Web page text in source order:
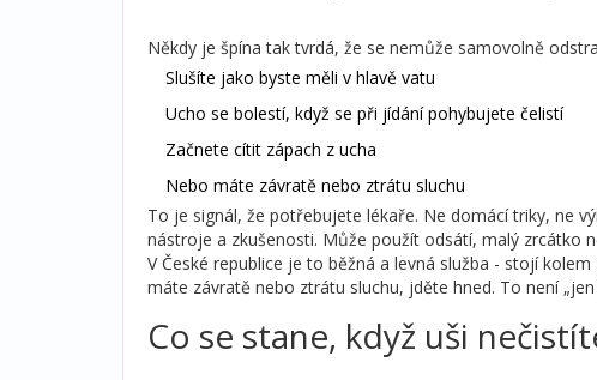
Někdy je špína tak tvrdá, že se nemůže samovolně
Slušíte jako byste měli v hlavě vatu
Ucho se bolestí, když se při jídání pohybujete čelistí
Začnete cítit zápach z ucha
Nebo máte závratě nebo ztrátu sluchu
To je signál, že potřebujete lékaře. Ne domácí triky, ne
nástroje a zkušenosti. Může použít odsátí, malý zrcátko
V České republice je to běžná a levná služba - stojí
máte závratě nebo ztrátu sluchu, jděte hned. To není
Co se stane, když uši